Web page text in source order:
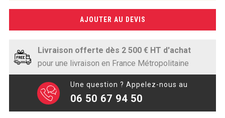
PRÉSENTOIR À INGRÉDIENTS
PROFONDEUR 400 VITRÉE
PROFONDEUR 300 INOX
PROFONDEUR 400 INOX
AJOUTER AU DEVIS
Livraison offerte dès 2 500 € HT d'achat
pour une livraison en France Métropolitaine
Une question ? Appelez-nous au
06 50 67 94 50